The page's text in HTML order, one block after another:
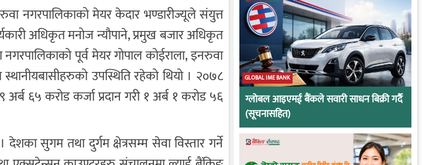
नगरपालिकाको मेयर केदार भण्डारीज्यूले संयुत्त
अधिकृत मनोज न्यौपाने, प्रमुख बजार अधिकृत
पूर्व मेयर गोपाल कोईराला, इनरुवा
उपस्थिति रहेको थियो । २०७८
६५ करोड कर्जा प्रदान गरी १ अर्ब १ करोड ५६
सुगम तथा दुर्गम क्षेत्रसम्म सेवा विस्तार गर्ने
GLOBAL IME BANK
ग्लोबल आइएमई बैंकले सवारी साधन बिक्री गर्दै
(सूचनासहित)